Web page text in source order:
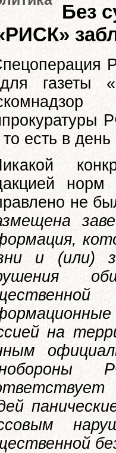
Без
газеты
есть в
не
и (или)
на